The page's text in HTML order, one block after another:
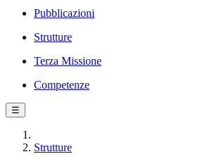
Pubblicazioni
Strutture
Terza Missione
Competenze
☰
Strutture